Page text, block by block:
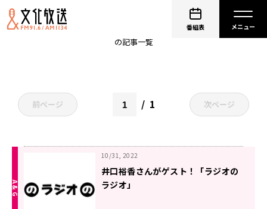
番組表
の記事一覧
前ページ 1 次ページ
10/31, 2022
井口裕香さんがゲスト！「ラジオの
ラジオ」